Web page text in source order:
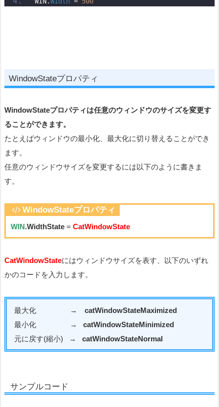
WindowStateプロパティ
WindowStateプロパティは任意のウィンドウのサイズを変更す
ることができます。
たとえばウィンドウの最小化、最大化に切り替えることができ
ます。
任意のウィンドウサイズを変更するには以下のように書きま
す。
WindowStateプロパティ
WIN.WidthState = CatWindowState
CatWindowStateにはウィンドウサイズを表す、以下のいずれ
かのコードを入力します。
最大化 →catWindowStateMaximized
最小化 →catWindowStateMinimized
元に戻す(縮小) →catWindowStateNormal
サンプルコード